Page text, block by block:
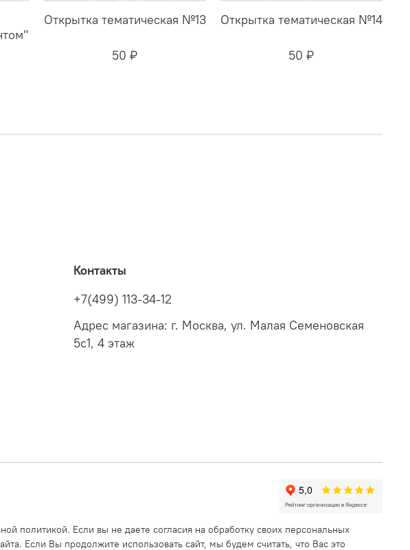
Открытка тематическая №13
50 ₽
Открытка тематическая №14
50 ₽
Контакты
+7(499) 113-34-12
Адрес магазина: г. Москва, ул. Малая Семеновская
5с1, 4 этаж
политикой. Если вы не даете согласия на обработку своих персональных
Если Вы продолжите использовать сайт, мы будем считать, что Вас это